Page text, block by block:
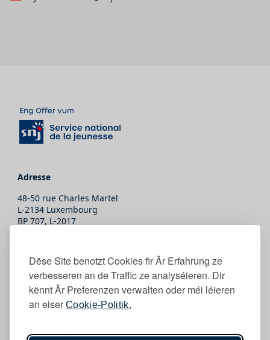
Dëse Site benotzt Cookies fir Är Erfahrung ze
verbesseren an de Traffic ze analyséieren. Dir
kënnt Är Preferenzen verwalten oder méi léieren
an eiser Cookie-Politik.
Adresse
48-50 rue Charles Martel
L-2134 Luxembourg
BP 707, L-2017
(+352) 247-86465
secretariat@snj.lu
Follow eis